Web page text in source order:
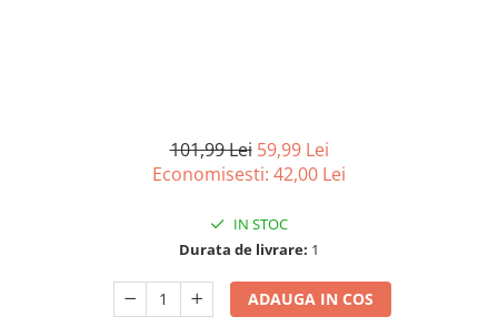
Scule electrice si unelte
Silicon, spume si solutii tehnice
Utilaje si materiale de constructii
Laptop, Tablete & Telefoane
101,99 Lei 59,99 Lei
Economisesti: 42,00 Lei
IN STOC
Durata de livrare: 1
ADAUGA IN COS